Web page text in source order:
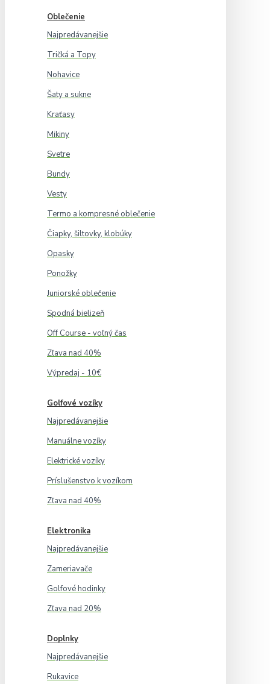
Oblečenie
Najpredávanejšie
Tričká a Topy
Nohavice
Šaty a sukne
Kraťasy
Mikiny
Svetre
Bundy
Vesty
Termo a kompresné oblečenie
Čiapky, šiltovky, klobúky
Opasky
Ponožky
Juniorské oblečenie
Spodná bielizeň
Off Course - voľný čas
Zľava nad 40%
Výpredaj - 10€
Golfové vozíky
Najpredávanejšie
Manuálne vozíky
Elektrické vozíky
Príslušenstvo k vozíkom
Zľava nad 40%
Elektronika
Najpredávanejšie
Zameriavače
Golfové hodinky
Zľava nad 20%
Doplnky
Najpredávanejšie
Rukavice